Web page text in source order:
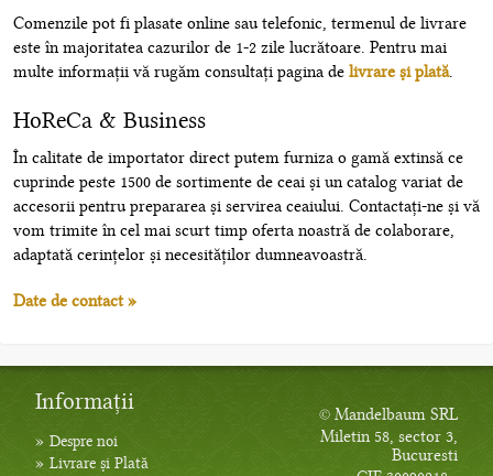
Comenzile pot fi plasate online sau telefonic, termenul de livrare
este în majoritatea cazurilor de 1-2 zile lucrătoare. Pentru mai
multe informații vă rugăm consultați pagina de livrare și plată.
HoReCa & Business
În calitate de importator direct putem furniza o gamă extinsă ce
cuprinde peste 1500 de sortimente de ceai și un catalog variat de
accesorii pentru prepararea și servirea ceaiului. Contactați-ne și vă
vom trimite în cel mai scurt timp oferta noastră de colaborare,
adaptată cerințelor și necesităților dumneavoastră.
Date de contact »
Informații
» Despre noi
» Livrare și Plată
© Mandelbaum SRL
Miletin 58, sector 3,
Bucuresti